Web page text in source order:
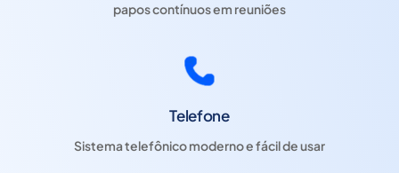
papos contínuos em reuniões
Telefone
Sistema telefônico moderno e fácil de usar